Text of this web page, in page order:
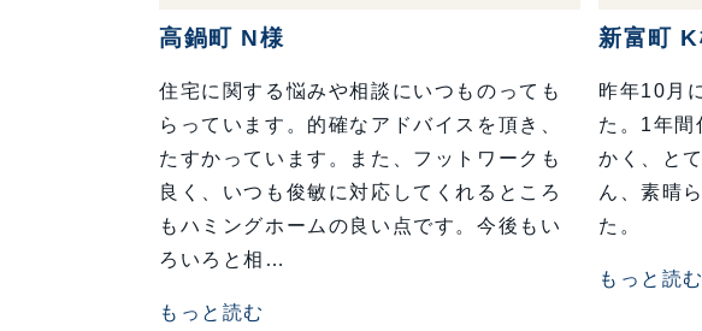
高鍋町 N様
住宅に関する悩みや相談にいつものっても
らっています。的確なアドバイスを頂き、
たすかっています。また、フットワークも
良く、いつも俊敏に対応してくれるところ
もハミングホームの良い点です。今後もい
ろいろと相…
もっと読む
新富町
昨年10月
た。1年間
かく、と
ん、素晴
た。
もっと読む